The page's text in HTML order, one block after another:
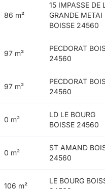
86 m²
15 IMPASSE DE
GRANDE METAI
BOISSE 24560
97 m²
PECDORAT
24560
97 m²
PECDORAT
24560
0 m²
LD LE BOURG
BOISSE 24560
0 m²
ST AMAND
24560
106 m²
LE BOURG